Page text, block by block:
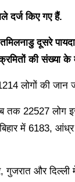
दर्ज किए गए हैं.
दूसरे
की संख्या के
लोगों की जान
तक 22527 लोग
में 6183,
गुजरात और